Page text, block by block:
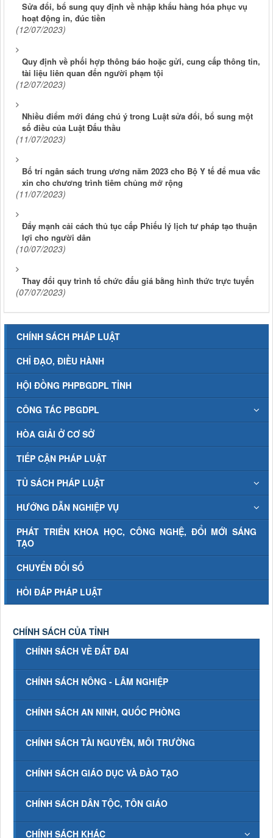
Sửa đổi, bổ sung quy định về nhập khẩu hàng hóa phục vụ
hoạt động in, đúc tiền
(12/07/2023)
Quy định về phối hợp thông báo hoặc gửi, cung cấp thông tin,
tài liệu liên quan đến người phạm tội
(12/07/2023)
Nhiều điểm mới đáng chú ý trong Luật sửa đổi, bổ sung một
số điều của Luật Đấu thầu
(11/07/2023)
Bố trí ngân sách trung ương năm 2023 cho Bộ Y tế để mua vắc
xin cho chương trình tiêm chủng mở rộng
(11/07/2023)
Đẩy mạnh cải cách thủ tục cấp Phiếu lý lịch tư pháp tạo thuận
lợi cho người dân
(10/07/2023)
Thay đổi quy trình tổ chức đấu giá bằng hình thức trực tuyến
(07/07/2023)
CHÍNH SÁCH PHÁP LUẬT
CHỈ ĐẠO, ĐIỀU HÀNH
HỘI ĐỒNG PHPBGDPL TỈNH
CÔNG TÁC PBGDPL
HÒA GIẢI Ở CƠ SỞ
TIẾP CẬN PHÁP LUẬT
TỦ SÁCH PHÁP LUẬT
HƯỚNG DẪN NGHIỆP VỤ
PHÁT TRIỂN KHOA HỌC, CÔNG NGHỆ, ĐỔI MỚI SÁNG
TẠO
CHUYỂN ĐỔI SỐ
HỎI ĐÁP PHÁP LUẬT
CHÍNH SÁCH CỦA TỈNH
CHÍNH SÁCH VỀ ĐẤT ĐAI
CHÍNH SÁCH NÔNG - LÂM NGHIỆP
CHÍNH SÁCH AN NINH, QUỐC PHÒNG
CHÍNH SÁCH TÀI NGUYÊN, MÔI TRƯỜNG
CHÍNH SÁCH GIÁO DỤC VÀ ĐÀO TẠO
CHÍNH SÁCH DÂN TỘC, TÔN GIÁO
CHÍNH SÁCH KHÁC